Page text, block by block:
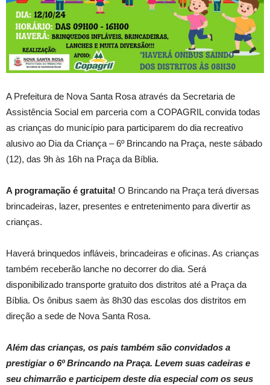
A Prefeitura de Nova Santa Rosa através da Secretaria de
Assistência Social em parceria com a COPAGRIL convida todas
as crianças do município para participarem do dia recreativo
alusivo ao Dia da Criança – 6º Brincando na Praça, neste sábado
(12), das 9h às 16h na Praça da Bíblia.
A programação é gratuita! O Brincando na Praça terá diversas
brincadeiras, lazer, presentes e entretenimento para divertir as
crianças.
Haverá brinquedos infláveis, brincadeiras e oficinas. As crianças
também receberão lanche no decorrer do dia. Será
disponibilizado transporte gratuito dos distritos até a Praça da
Bíblia. Os ônibus saem às 8h30 das escolas dos distritos em
direção a sede de Nova Santa Rosa.
Além das crianças, os pais também são convidados a
prestigiar o 6º Brincando na Praça. Levem suas cadeiras e
seu chimarrão e participem deste dia especial com os seus